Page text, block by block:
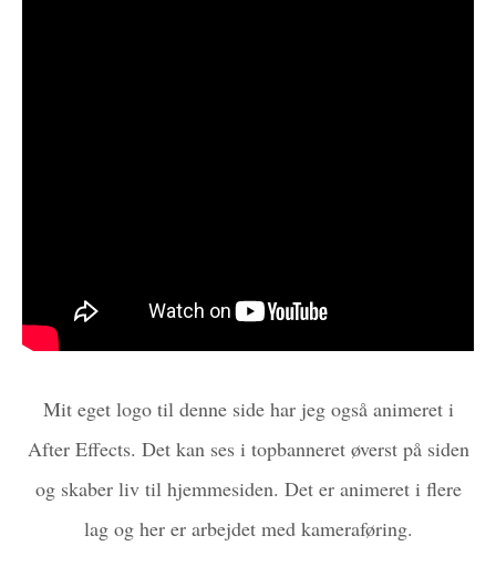
Mit eget logo til denne side har jeg også animeret i
After Effects. Det kan ses i topbanneret øverst på siden
og skaber liv til hjemmesiden. Det er animeret i flere
lag og her er arbejdet med kameraføring.